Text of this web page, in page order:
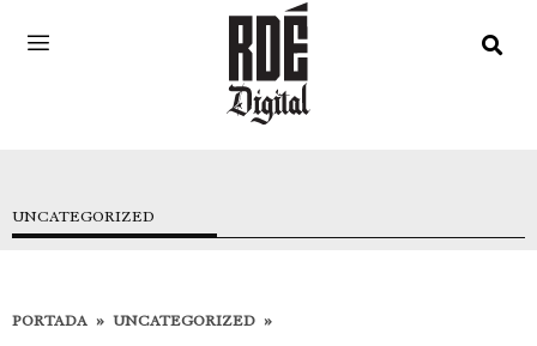
UNCATEGORIZED
PORTADA » UNCATEGORIZED »